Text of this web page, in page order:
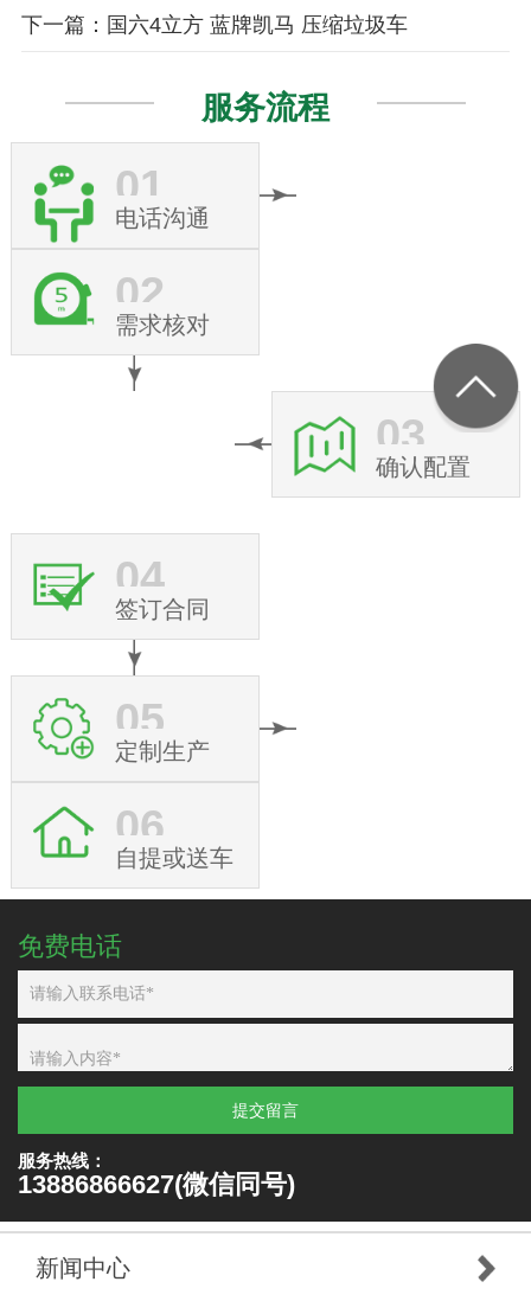
下一篇：国六4立方 蓝牌凯马 压缩垃圾车
服务流程
01
电话沟通
02
需求核对
03
确认配置
04
签订合同
05
定制生产
06
自提或送车
免费电话
提交留言
服务热线：
13886866627(微信同号)
新闻中心